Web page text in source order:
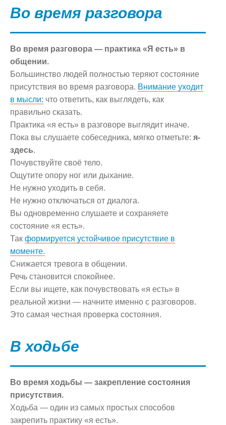
Во время разговора
Во время разговора — практика «Я есть» в
общении.
Большинство людей полностью теряют состояние
присутствия во время разговора. Внимание уходит
в мысли: что ответить, как выглядеть, как
правильно сказать.
Практика «я есть» в разговоре выглядит иначе.
Пока вы слушаете собеседника, мягко отметьте: я-
здесь.
Почувствуйте своё тело.
Ощутите опору ног или дыхание.
Не нужно уходить в себя.
Не нужно отключаться от диалога.
Вы одновременно слушаете и сохраняете
состояние «я есть».
Так формируется устойчивое присутствие в
моменте.
Снижается тревога в общении.
Речь становится спокойнее.
Если вы ищете, как почувствовать «я есть» в
реальной жизни — начните именно с разговоров.
Это самая честная проверка состояния.
В ходьбе
Во время ходьбы — закрепление состояния
присутствия.
Ходьба — один из самых простых способов
закрепить практику «я есть».